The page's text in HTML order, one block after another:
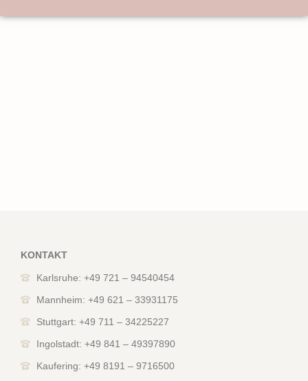
KONTAKT
Karlsruhe: +49 721 – 94540454
Mannheim: +49 621 – 33931175
Stuttgart: +49 711 – 34225227
Ingolstadt: +49 841 – 49397890
Kaufering: +49 8191 – 9716500